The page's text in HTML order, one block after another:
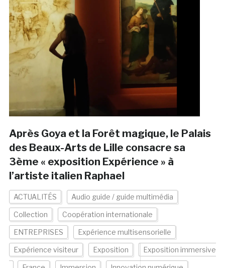
Après Goya et la Forêt magique, le Palais
des Beaux-Arts de Lille consacre sa
3ème « exposition Expérience » à
l’artiste italien Raphael
ACTUALITÉS Audio guide / guide multimédia
Collection Coopération internationale
ENTREPRISES Expérience multisensorielle
Expérience visiteur Exposition Exposition immersive